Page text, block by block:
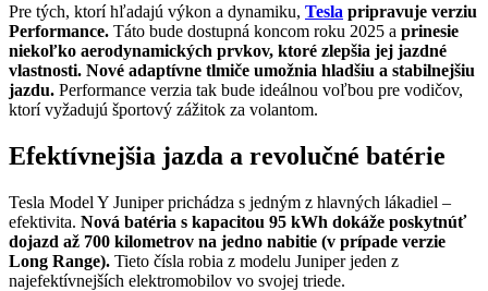
Pre tých, ktorí hľadajú výkon a dynamiku, Tesla pripravuje verziu
Performance. Táto bude dostupná koncom roku 2025 a prinesie
niekoľko aerodynamických prvkov, ktoré zlepšia jej jazdné
vlastnosti. Nové adaptívne tlmiče umožnia hladšiu a stabilnejšiu
jazdu. Performance verzia tak bude ideálnou voľbou pre vodičov,
ktorí vyžadujú športový zážitok za volantom.
Efektívnejšia jazda a revolučné batérie
Tesla Model Y Juniper prichádza s jedným z hlavných lákadiel –
efektivita. Nová batéria s kapacitou 95 kWh dokáže poskytnúť
dojazd až 700 kilometrov na jedno nabitie (v prípade verzie
Long Range). Tieto čísla robia z modelu Juniper jeden z
najefektívnejších elektromobilov vo svojej triede.